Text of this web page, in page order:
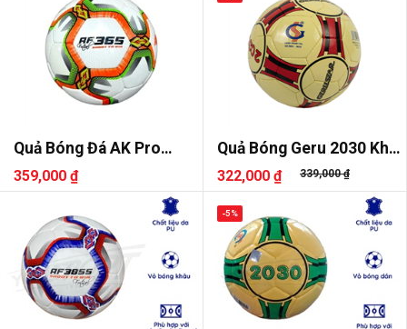
Quả Bóng Đá AK Pro
Futsal AF365
359,000 ₫
Quả Bóng Geru 2030 Khâu
Tay
322,000 ₫ 339,000 ₫
-5%